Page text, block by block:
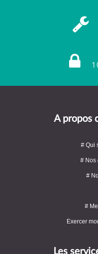
A propos
# Qui
# Nos
#
#
Exercer
Les